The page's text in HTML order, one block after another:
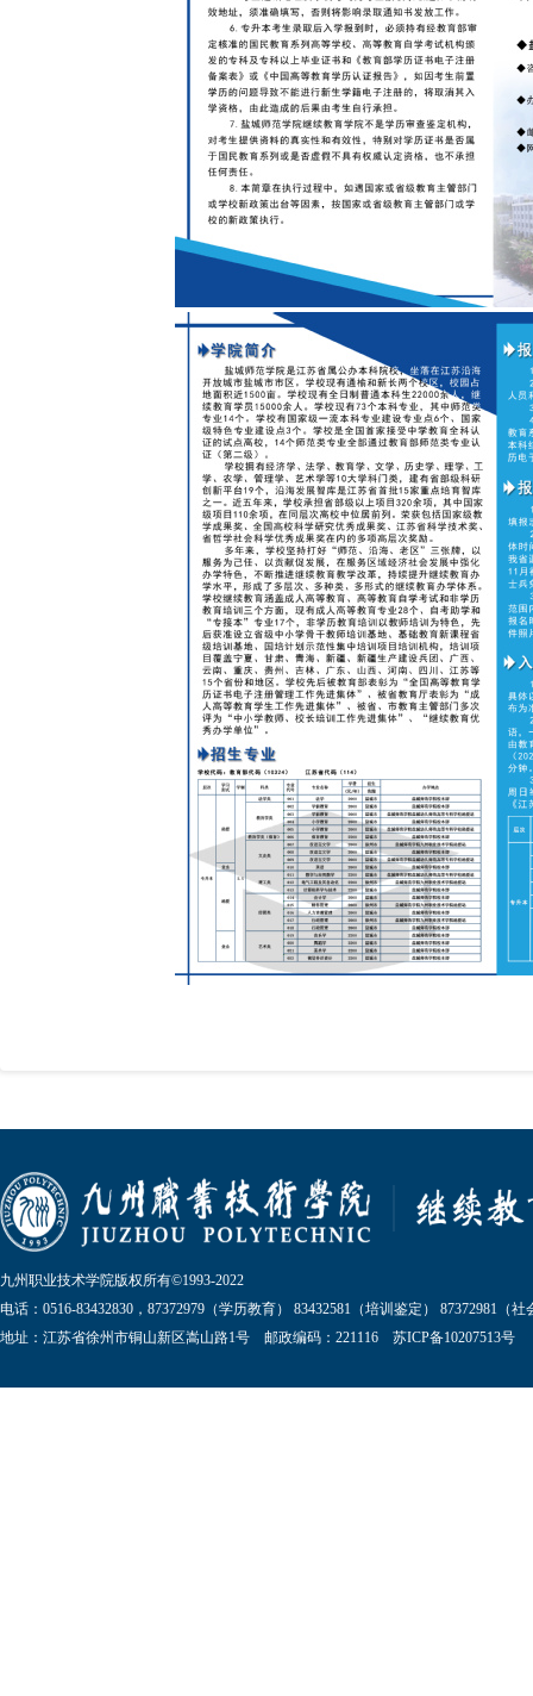
九州职业技术学院版权所有©1993-2022
电话：0516-83432830，87372979（学历教育） 83432581（培训鉴定） 87372981（社
地址：江苏省徐州市铜山新区嵩山路1号 邮政编码：221116 苏ICP备10207513号